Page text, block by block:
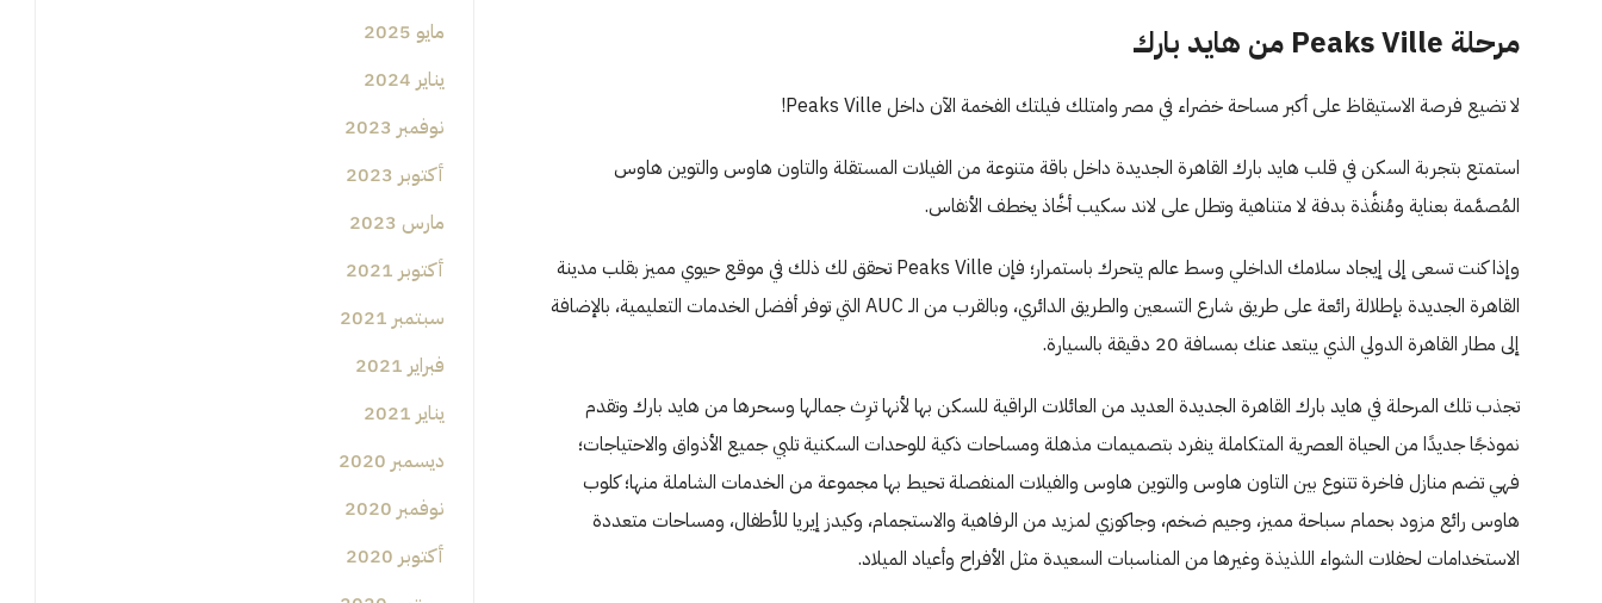
مرحلة Peaks Ville من هايد بارك
لا تضيع فرصة الاستيقاظ على أكبر مساحة خضراء في مصر وامتلك فيلتك الفخمة الآن داخل Peaks Ville!
استمتع بتجربة السكن في قلب هايد بارك القاهرة الجديدة داخل باقة متنوعة من الفيلات المستقلة والتاون هاوس والتوين هاوس
المُصمَّمة بعناية ومُنفَّذة بدفة لا متناهية وتطل على لاند سكيب أخَّاذ يخطف الأنفاس.
وإذا كنت تسعى إلى إيجاد سلامك الداخلي وسط عالم يتحرك باستمرار؛ فإن Peaks Ville تحقق لك ذلك في موقع حيوي مميز بقلب مدينة
القاهرة الجديدة بإطلالة رائعة على طريق شارع التسعين والطريق الدائري، وبالقرب من الـ AUC التي توفر أفضل الخدمات التعليمية، بالإضافة
إلى مطار القاهرة الدولي الذي يبتعد عنك بمسافة 20 دقيقة بالسيارة.
تجذب تلك المرحلة في هايد بارك القاهرة الجديدة العديد من العائلات الراقية للسكن بها لأنها ترِث جمالها وسحرها من هايد بارك وتقدم
نموذجًا جديدًا من الحياة العصرية المتكاملة ينفرد بتصميمات مذهلة ومساحات ذكية للوحدات السكنية تلبي جميع الأذواق والاحتياجات؛
فهي تضم منازل فاخرة تتنوع بين التاون هاوس والتوين هاوس والفيلات المنفصلة تحيط بها مجموعة من الخدمات الشاملة منها؛ كلوب
هاوس رائع مزود بحمام سباحة مميز، وجيم ضخم، وجاكوزي لمزيد من الرفاهية والاستجمام، وكيدز إيريا للأطفال، ومساحات متعددة
الاستخدامات لحفلات الشواء اللذيذة وغيرها من المناسبات السعيدة مثل الأفراح وأعياد الميلاد.
مايو 2025
يناير 2024
نوفمبر 2023
أكتوبر 2023
مارس 2023
أكتوبر 2021
سبتمبر 2021
فبراير 2021
يناير 2021
ديسمبر 2020
نوفمبر 2020
أكتوبر 2020